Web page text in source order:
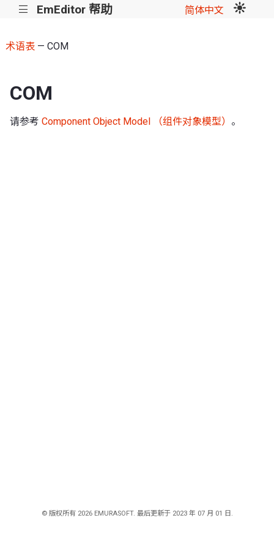
||| EmEditor 帮助 简体中文
术语表— COM
COM
请参考 Component Object Model （组件对象模型） 。
© 版权所有 2026 EMURASOFT. 最后更新于 2023 年 07 月 01 日.